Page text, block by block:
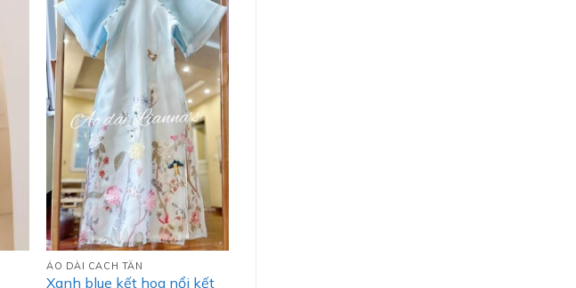
ÁO DÀI CACH TÂN
Xanh blue kết hoa nổi kết